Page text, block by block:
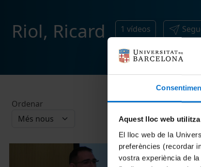
Aquest lloc web
El lloc web de la
preferències (recordar
vostra experiència de
Riol, Ricard 1 vídeos
Ordenar